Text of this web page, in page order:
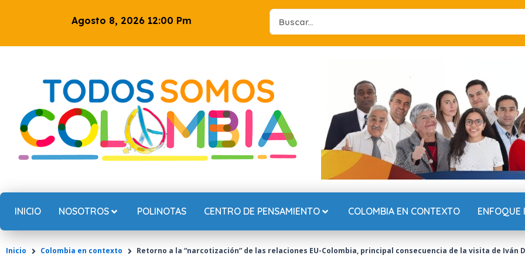
Agosto 8, 2026 12:00 Pm
Search
...
INICIO NOSOTROS POLINOTAS CENTRO DE PENSAMIENTO COLOMBIA EN CONTEXTO ENFOQUE
Inicio Colombia en contexto Retorno a la “narcotización” de las relaciones EU-Colombia, principal consecuencia de la visita de Iván